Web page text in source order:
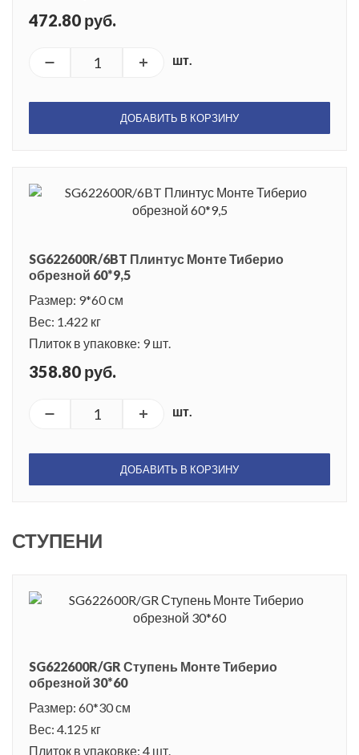
472.80 руб.
шт.
ДОБАВИТЬ В КОРЗИНУ
SG622600R/6BT Плинтус Монте Тиберио
обрезной 60*9,5
Размер: 9*60 см
Вес: 1.422 кг
Плиток в упаковке: 9 шт.
358.80 руб.
шт.
ДОБАВИТЬ В КОРЗИНУ
СТУПЕНИ
SG622600R/GR Ступень Монте Тиберио
обрезной 30*60
Размер: 60*30 см
Вес: 4.125 кг
Плиток в упаковке: 4 шт.